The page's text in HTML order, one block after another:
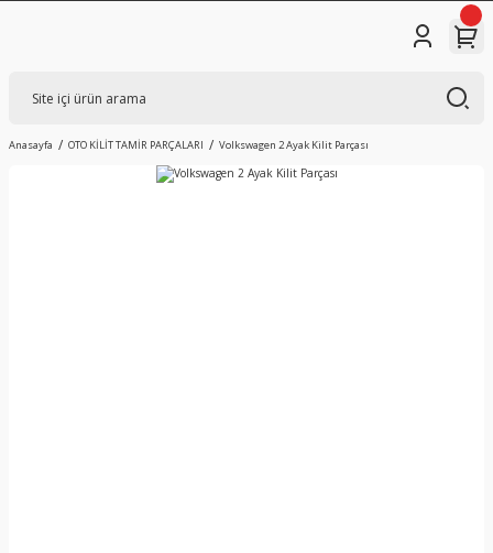
Anasayfa OTO KİLİT TAMİR PARÇALARI Volkswagen 2 Ayak Kilit Parçası